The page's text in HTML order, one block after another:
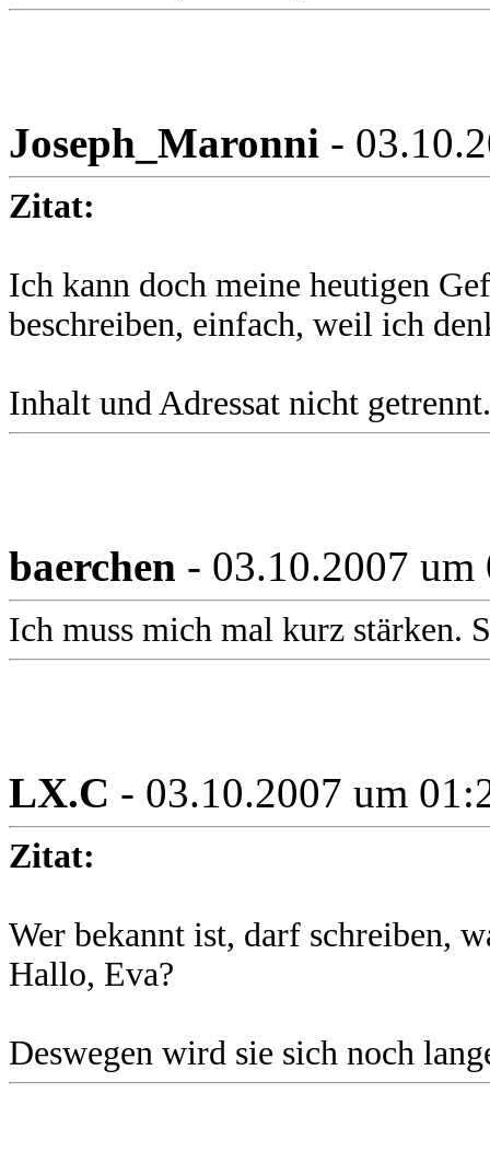
Joseph_Maronni -
Zitat:
Ich kann doch meine heutigen
beschreiben, einfach, weil ich
Inhalt und Adressat nicht
baerchen - 03.10.2007 um
Ich muss mich mal kurz stärken.
LX.C - 03.10.2007 um
Zitat:
Wer bekannt ist, darf schreiben,
Hallo, Eva?
Deswegen wird sie sich noch